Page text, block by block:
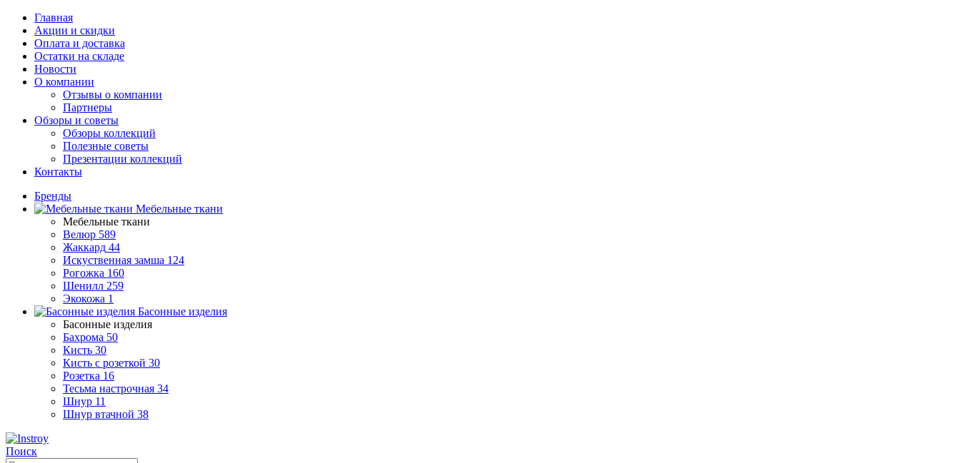
Главная
Акции и скидки
Оплата и доставка
Остатки на складе
Новости
О компании
Отзывы о компании
Партнеры
Обзоры и советы
Обзоры коллекций
Полезные советы
Презентации коллекций
Контакты
Бренды
Мебельные ткани
Мебельные ткани
Велюр 589
Жаккард 44
Искуственная замша 124
Рогожка 160
Шенилл 259
Экокожа 1
Басонные изделия
Басонные изделия
Бахрома 50
Кисть 30
Кисть с розеткой 30
Розетка 16
Тесьма настрочная 34
Шнур 11
Шнур втачной 38
Поиск